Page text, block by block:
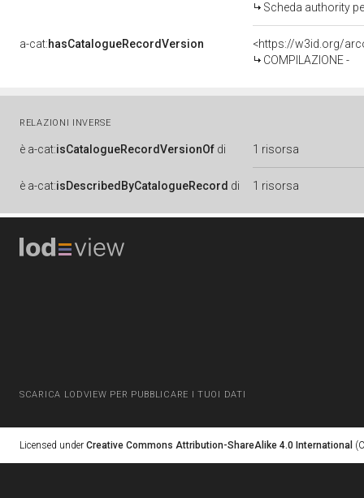
Scheda authority
a-cat:hasCatalogueRecordVersion
COMPILAZIONE -
RELAZIONI INVERSE
è a-cat:isCatalogueRecordVersionOf di 1 risorsa
è a-cat:isDescribedByCatalogueRecord di 1 risorsa
SCARICA LODVIEW PER PUBBLICARE I TUOI DATI
Licensed under Creative Commons Attribution-ShareAlike 4.0 International